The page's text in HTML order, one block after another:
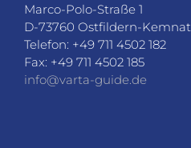
Marco-Polo-Straße 1
D-73760 Ostfildern-Kemnat
Telefon: +49 711 4502 182
Fax: +49 711 4502 185
info@varta-guide.de